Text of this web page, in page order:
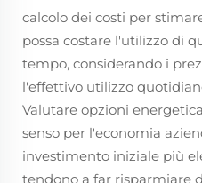
calcolo dei costi per
possa costare l'utilizzo di
tempo, considerando i
l'effettivo utilizzo
Valutare opzioni
senso per l'economia
investimento iniziale più
tendono a far risparmiare